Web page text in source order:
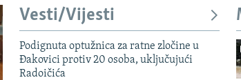
Vesti/Vijesti
Podignuta optužnica za ratne zločine u
Đakovici protiv 20 osoba, uključujući
Radoičića